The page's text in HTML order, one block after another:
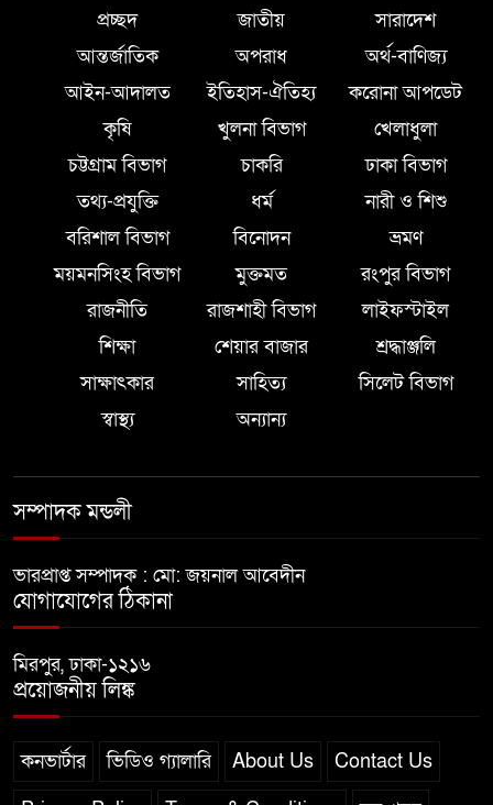
সিলেটে ফের ভারি বৃষ্টিপাতের আভাস
সিলেট বন্যায় ৯ টি উপজেলা প্লাবিত,
তারপর উপজেলা নির্বাচন বুধবার
গাজীপুর মিডিয়া ক্লাবের উদ্যোগে
বিশুদ্ধ খাবার পানি ও স্যালাইন বিতরণ
বৃহত্তর সিলেট জেলা অনলাইন
প্রেক্লাবের ঈদ পুনর্মিলনী অনুষ্ঠিত
প্রচ্ছদ জাতীয়
সারাদেশ
আন্তর্জাতিক
অপরাধ
অর্থ-বাণিজ্য
আইন-আদালত
ইতিহাস-ঐতিহ্য
করোনা আপডেট
কৃষি
খুলনা বিভাগ
খেলাধুলা
চট্টগ্রাম বিভাগ
চাকরি
ঢাকা বিভাগ
তথ্য-প্রযুক্তি
ধর্ম
নারী ও শিশু
বরিশাল বিভাগ
বিনোদন
ভ্রমণ
ময়মনসিংহ বিভাগ
মুক্তমত
রংপুর বিভাগ
রাজনীতি
রাজশাহী বিভাগ
লাইফস্টাইল
শিক্ষা
শেয়ার বাজার
শ্রদ্ধাঞ্জলি
সাক্ষাৎকার
সাহিত্য
সিলেট বিভাগ
স্বাস্থ্য
অন্যান্য
সম্পাদক মন্ডলী
ভারপ্রাপ্ত সম্পাদক : মো: জয়নাল আবেদীন
যোগাযোগের ঠিকানা
মিরপুর, ঢাকা-১২১৬
প্রয়োজনীয় লিঙ্ক
কনভার্টার ভিডিও গ্যালারি About Us
Contact Us